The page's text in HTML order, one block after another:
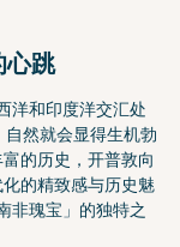
心跳
洋和印度洋交汇处
然就会显得生机勃
的历史，开普敦向
的精致感与历史魅
非瑰宝」的独特之